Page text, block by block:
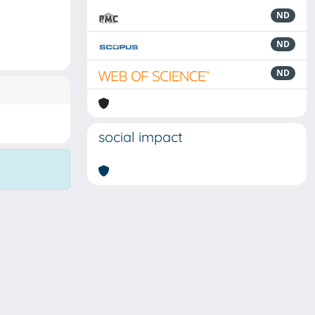
ND
ND
ND
social impact